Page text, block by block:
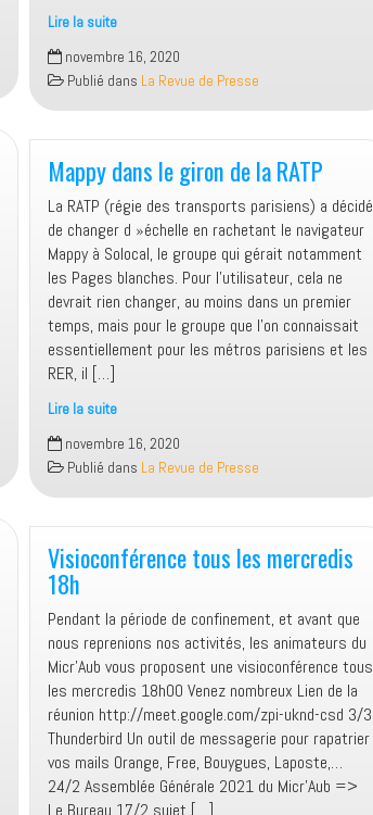
Lire la suite
Windows
10
:
le
Patch
Tuesday
de
novembre
mérite
votre
attention,
des
correctifs
en
nombre
novembre 16, 2020
Publié dans La Revue de Presse
Mappy dans le giron de la RATP
La RATP (régie des transports parisiens) a décidé
de changer d »échelle en rachetant le navigateur
Mappy à Solocal, le groupe qui gérait notamment
les Pages blanches. Pour l’utilisateur, cela ne
devrait rien changer, au moins dans un premier
temps, mais pour le groupe que l’on connaissait
essentiellement pour les métros parisiens et les
RER, il […]
Lire la suite
Mappy
dans
le
giron
de
la
RATP
novembre 16, 2020
Publié dans La Revue de Presse
Visioconférence tous les mercredis
18h
Pendant la période de confinement, et avant que
nous reprenions nos activités, les animateurs du
Micr’Aub vous proposent une visioconférence tous
les mercredis 18h00 Venez nombreux Lien de la
réunion http://meet.google.com/zpi-uknd-csd 3/3
Thunderbird Un outil de messagerie pour rapatrier
vos mails Orange, Free, Bouygues, Laposte,…
24/2 Assemblée Générale 2021 du Micr’Aub =>
Le Bureau 17/2 sujet […]